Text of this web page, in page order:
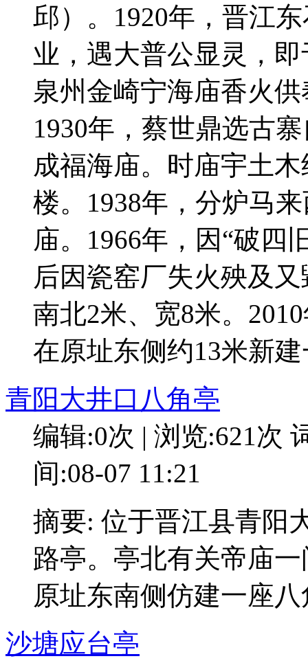
邱）。1920年，晋江
业，遇大普公显灵，
泉州金崎宁海庙香火
1930年，蔡世鼎选古
成福海庙。时庙宇土
楼。1938年，分炉马
庙。1966年，因“破四
后因瓷窑厂失火殃及
南北2米、宽8米。
在原址东侧约13米新
青阳大井口八角亭
编辑:0次 | 浏览:621次
间:08-07 11:21
摘要: 位于晋江县青阳
路亭。亭北有关帝庙
原址东南侧仿建一座
沙塘应台亭